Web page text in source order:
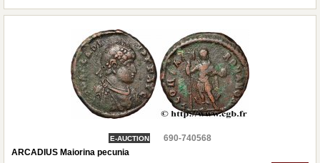
E-AUCTION
690-740568
ARCADIUS Maiorina pecunia